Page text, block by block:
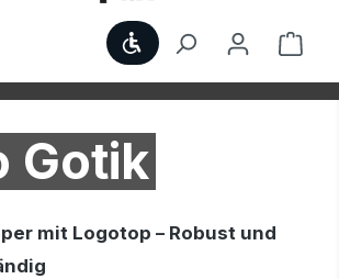
Werkzeugleiste
Gotik
mit Logotop – Robust und